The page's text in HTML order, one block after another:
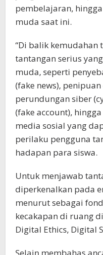
pembelajaran,
muda saat ini.
“Di balik kemudahan
tantangan serius
muda, seperti
(fake news),
perundungan siber
(fake account),
media sosial yang
perilaku pengguna
hadapan para siswa.
Untuk menjawab
diperkenalkan pada
menurut sebagai
kecakapan di ruang
Digital Ethics, Digital
Selain membahas